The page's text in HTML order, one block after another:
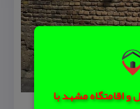
رزرو بیش از 1000 هتل و اقامتگاه مشهد با